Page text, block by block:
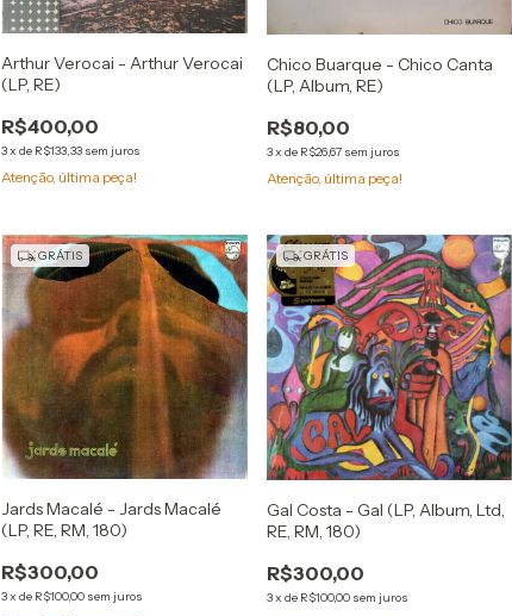
Arthur Verocai - Arthur Verocai
(LP, RE)
R$400,00
3xde R$133,33 sem juros
Atenção, última peça!
Chico Buarque - Chico Canta
(LP, Album, RE)
R$80,00
3x de R$26,67 sem juros
Atenção, última peça!
GRÁTIS
Jards Macalé - Jards Macalé
(LP, RE, RM, 180)
R$300,00
3xde R$100,00 sem juros
GRÁTIS
Gal Costa - Gal (LP, Album, Ltd,
RE, RM, 180)
R$300,00
3x de R$100,00 sem juros